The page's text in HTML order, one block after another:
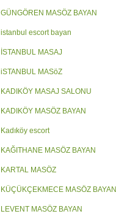
GÜNGÖREN MASÖZ BAYAN
istanbul escort bayan
İSTANBUL MASAJ
iSTANBUL MASöZ
KADIKÖY MASAJ SALONU
KADIKÖY MASÖZ BAYAN
Kadıköy escort
KAĞITHANE MASÖZ BAYAN
KARTAL MASÖZ
KÜÇÜKÇEKMECE MASÖZ BAYAN
LEVENT MASÖZ BAYAN